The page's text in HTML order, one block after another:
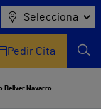
Selecciona
Pedir Cita
Bellver Navarro